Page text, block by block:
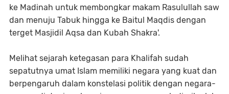
ke Madinah untuk membongkar makam Rasulullah saw
dan menuju Tabuk hingga ke Baitul Maqdis dengan
terget Masjidil Aqsa dan Kubah Shakra'.
Melihat sejarah ketegasan para Khalifah sudah
sepatutnya umat Islam memiliki negara yang kuat dan
berpengaruh dalam konstelasi politik dengan negara-